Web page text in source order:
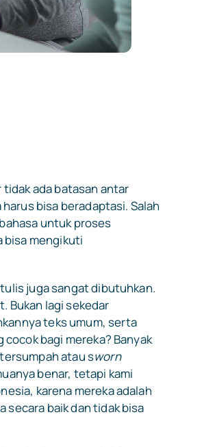
ada batasan antar
bisa beradaptasi. Salah
untuk proses
bisa mengikuti
juga sangat dibutuhkan.
Bukan lagi sekedar
teks umum, serta
bagi mereka? Banyak
atau sworn
benar, tetapi kami
karena mereka adalah
secara baik dan tidak bisa